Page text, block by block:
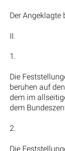
Der Angeklagte
II.
1.
Die
beruhen auf
dem im
dem
2.
Die